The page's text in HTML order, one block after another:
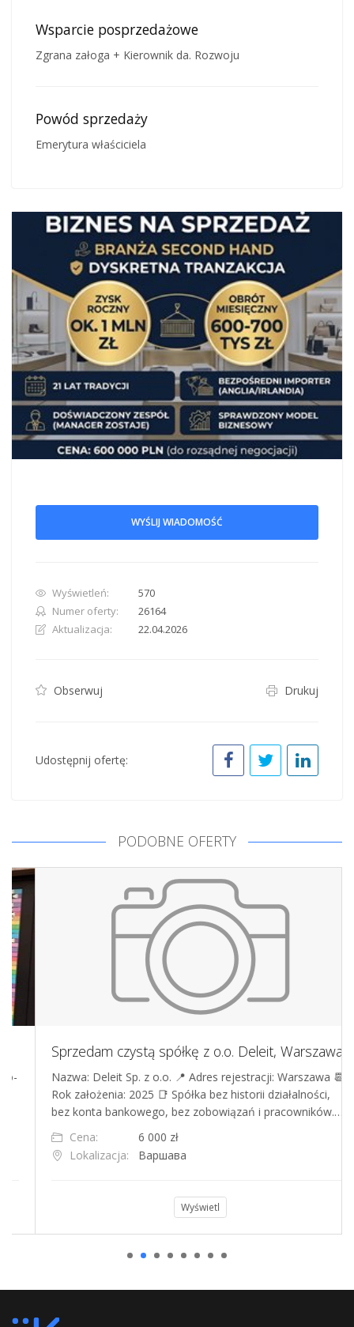
Wsparcie posprzedażowe
Zgrana załoga + Kierownik da. Rozwoju
Powód sprzedaży
Emerytura właściciela
WYŚLIJ WIADOMOŚĆ
Wyświetleń:
570
Numer oferty:
26164
Aktualizacja:
22.04.2026
Obserwuj Drukuj
Udostępnij ofertę:
PODOBNE OFERTY
Sprzedam czystą spółkę z o.o. Deleit, Warszawa
Nazwa: Deleit Sp. z o.o. 📍 Adres rejestracji: Warszawa 📆
Rok założenia: 2025 📑 Spółka bez historii działalności,
bez konta bankowego, bez zobowiązań i pracowników.…
Cena:
6 000 zł
Lokalizacja:
Варшава
Wyświetl